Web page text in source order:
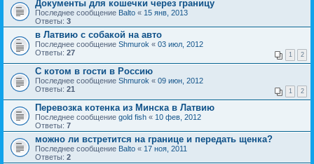
Документы для кошечки через границу
Последнее сообщение Balto « 15 янв, 2013
Ответы: 3
в Латвию с собакой на авто
Последнее сообщение Shmurok « 03 июл, 2012
Ответы: 27 1 2
С котом в гости в Россию
Последнее сообщение Shmurok « 09 июн, 2012
Ответы: 21 1 2
Перевозка котенка из Минска в Латвию
Последнее сообщение gold fish « 10 фев, 2012
Ответы: 7
можно ли встретится на границе и передать щенка?
Последнее сообщение Balto « 17 ноя, 2011
Ответы: 2